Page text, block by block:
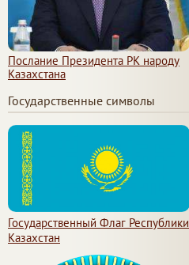
Послание Президента РК народу
Казахстана
Государственные символы
Государственный Флаг Республики
Казахстан